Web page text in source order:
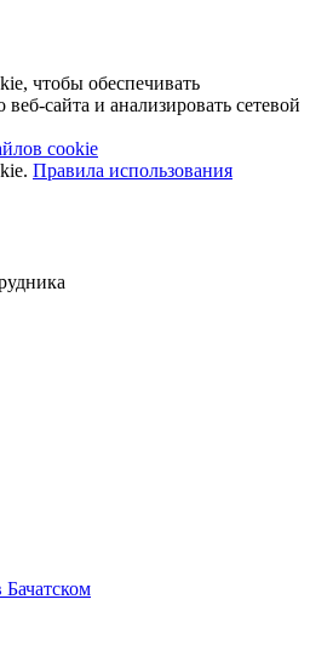
чтобы обеспечивать
сайта и анализировать сетевой
cookie
Правила использования